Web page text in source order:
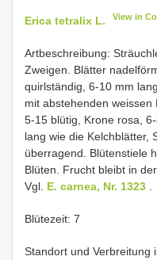
Erica tetralix L. View in
Artbeschreibung:
Zweigen. Blätter
quirlständig, 6-10 mm
mit abstehenden weissen
5-15 blütig, Krone rosa,
lang wie die Kelchblätter,
überragend. Blütenstiele
Blüten. Frucht bleibt in
Vgl. E. carnea, Nr. 1323
Blütezeit: 7
Standort und Verbreitung